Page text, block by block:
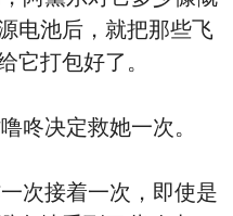
电池后，就把那些飞
它打包好了。
咚决定救她一次。
次接着一次，即使是